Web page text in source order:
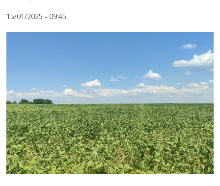
15/01/2025 - 09:45